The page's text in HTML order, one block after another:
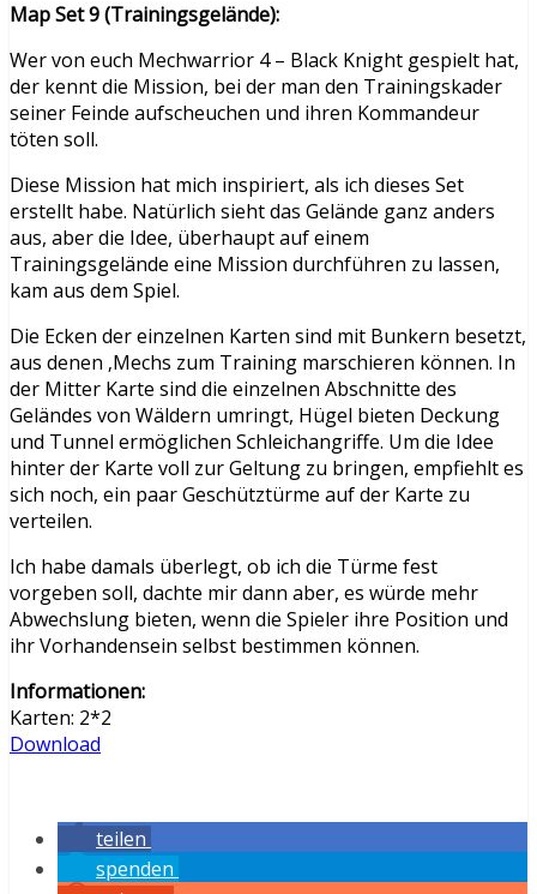
Map Set 9 (Trainingsgelände):
Wer von euch Mechwarrior 4 – Black Knight gespielt hat,
der kennt die Mission, bei der man den Trainingskader
seiner Feinde aufscheuchen und ihren Kommandeur
töten soll.
Diese Mission hat mich inspiriert, als ich dieses Set
erstellt habe. Natürlich sieht das Gelände ganz anders
aus, aber die Idee, überhaupt auf einem
Trainingsgelände eine Mission durchführen zu lassen,
kam aus dem Spiel.
Die Ecken der einzelnen Karten sind mit Bunkern besetzt,
aus denen ‚Mechs zum Training marschieren können. In
der Mitter Karte sind die einzelnen Abschnitte des
Geländes von Wäldern umringt, Hügel bieten Deckung
und Tunnel ermöglichen Schleichangriffe. Um die Idee
hinter der Karte voll zur Geltung zu bringen, empfiehlt es
sich noch, ein paar Geschütztürme auf der Karte zu
verteilen.
Ich habe damals überlegt, ob ich die Türme fest
vorgeben soll, dachte mir dann aber, es würde mehr
Abwechslung bieten, wenn die Spieler ihre Position und
ihr Vorhandensein selbst bestimmen können.
Informationen:
Karten: 2*2
Download
teilen
spenden